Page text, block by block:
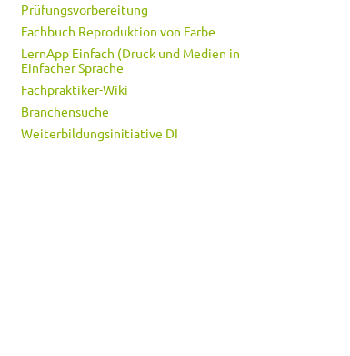
Prüfungsvorbereitung
Fachbuch Reproduktion von Farbe
LernApp Einfach (Druck und Medien in
Einfacher Sprache
Fachpraktiker-Wiki
Branchensuche
Weiterbildungsinitiative DI